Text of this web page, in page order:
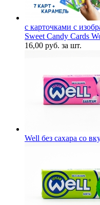
с карточками с
Sweet Candy Cards
16,00 руб. за шт.
Well без сахара со